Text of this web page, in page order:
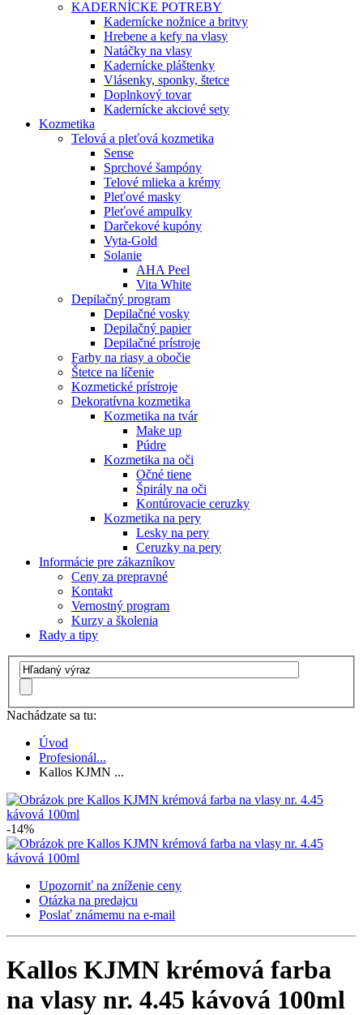
KADERNÍCKE POTREBY
Kadernícke nožnice a britvy
Hrebene a kefy na vlasy
Natáčky na vlasy
Kadernícke pláštenky
Vlásenky, sponky, štetce
Doplnkový tovar
Kadernícke akciové sety
Kozmetika
Telová a pleťová kozmetika
Sense
Sprchové šampóny
Telové mlieka a krémy
Pleťové masky
Pleťové ampulky
Darčekové kupóny
Vyta-Gold
Solanie
AHA Peel
Vita White
Depilačný program
Depilačné vosky
Depilačný papier
Depilačné prístroje
Farby na riasy a obočie
Štetce na líčenie
Kozmetické prístroje
Dekoratívna kozmetika
Kozmetika na tvár
Make up
Púdre
Kozmetika na oči
Očné tiene
Špirály na oči
Kontúrovacie ceruzky
Kozmetika na pery
Lesky na pery
Ceruzky na pery
Informácie pre zákazníkov
Ceny za prepravné
Kontakt
Vernostný program
Kurzy a školenia
Rady a tipy
Nachádzate sa tu:
Úvod
Profesionál...
Kallos KJMN ...
-14%
Upozorniť na zníženie ceny
Otázka na predajcu
Poslať známemu na e-mail
Kallos KJMN krémová farba
na vlasy nr. 4.45 kávová 100ml